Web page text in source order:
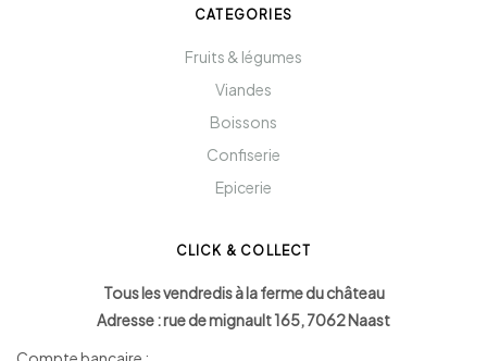
CATEGORIES
Fruits & légumes
Viandes
Boissons
Confiserie
Epicerie
CLICK & COLLECT
Tous les vendredis à la ferme du château
Adresse : rue de mignault 165, 7062 Naast